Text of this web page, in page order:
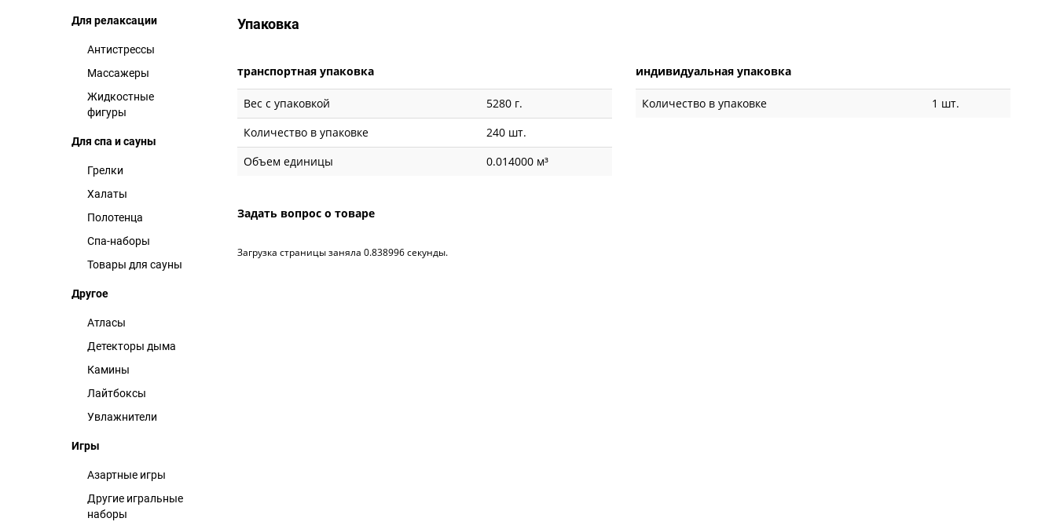
Для релаксации
Антистрессы
Массажеры
Жидкостные
фигуры
Для спа и сауны
Грелки
Халаты
Полотенца
Спа-наборы
Товары для сауны
Другое
Атласы
Детекторы дыма
Камины
Лайтбоксы
Увлажнители
Игры
Азартные игры
Другие игральные
наборы
Упаковка
транспортная упаковка
Вес с упаковкой
5280 г.
Количество в упаковке
240 шт.
Объем единицы
0.014000 м³
индивидуальная упаковка
Количество в упаковке 1 шт.
Задать вопрос о товаре
Загрузка страницы заняла 0.838996 секунды.